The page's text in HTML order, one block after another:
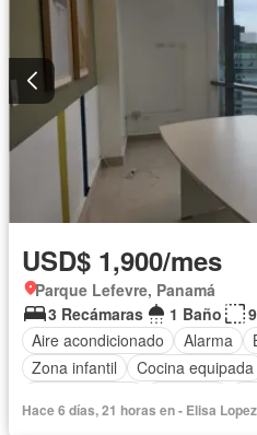
USD$ 1,900/mes
Parque Lefevre, Panamá
3 Recámaras
1 Baño
Aire acondicionado
Alarma
Zona infantil
Cocina equipada
Piscina
Hace 6 días, 21 horas en - Elisa Lopez